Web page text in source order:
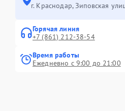
г. Краснодар, Зиповская
Горячая линия
+7 (861) 212-38-54
Время работы
Ежедневно с 9:00 до 21:00